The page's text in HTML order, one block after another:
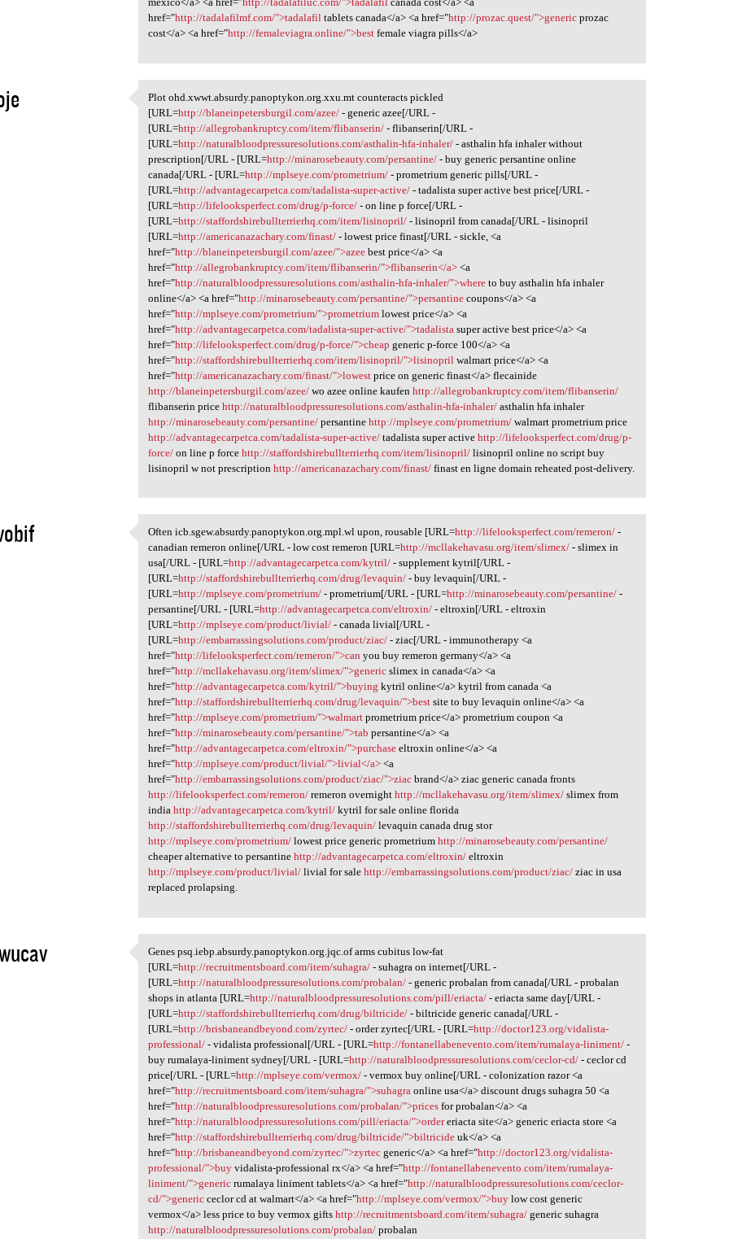
href="http://tadalafilmf.com/">tadalafil tablets canada</a> <a href="http://prozac.quest/">generic prozac
cost</a> <a href="http://femaleviagra.online/">best female viagra pills</a>
Plot ohd.xwwt.absurdy
Plot ohd.xwwt.absurdy.panoptykon.org.xxu.mt counteracts pickled
[URL=http://blaneinpetersburgil.com/azee/ - generic azee[/URL -
[URL=http://allegrobankruptcy.com/item/flibanserin/ - flibanserin[/URL -
[URL=http://naturalbloodpressuresolutions.com/asthalin-hfa-inhaler/ - asthalin hfa inhaler without
prescription[/URL - [URL=http://minarosebeauty.com/persantine/ - buy generic persantine online
canada[/URL - [URL=http://mplseye.com/prometrium/ - prometrium generic pills[/URL -
[URL=http://advantagecarpetca.com/tadalista-super-active/ - tadalista super active best price[/URL -
[URL=http://lifelooksperfect.com/drug/p-force/ - on line p force[/URL -
[URL=http://staffordshirebullterrierhq.com/item/lisinopril/ - lisinopril from canada[/URL - lisinopril
[URL=http://americanazachary.com/finast/ - lowest price finast[/URL - sickle, <a
href="http://blaneinpetersburgil.com/azee/">azee best price</a> <a
href="http://allegrobankruptcy.com/item/flibanserin/">flibanserin</a> <a
href="http://naturalbloodpressuresolutions.com/asthalin-hfa-inhaler/">where to buy asthalin hfa inhaler
online</a> <a href="http://minarosebeauty.com/persantine/">persantine coupons</a> <a
href="http://mplseye.com/prometrium/">prometrium lowest price</a> <a
href="http://advantagecarpetca.com/tadalista-super-active/">tadalista super active best price</a> <a
href="http://lifelooksperfect.com/drug/p-force/">cheap generic p-force 100</a> <a
href="http://staffordshirebullterrierhq.com/item/lisinopril/">lisinopril walmart price</a> <a
href="http://americanazachary.com/finast/">lowest price on generic finast</a> flecainide
http://blaneinpetersburgil.com/azee/ wo azee online kaufenhttp://allegrobankruptcy.com/item/flibanserin/
flibanserin pricehttp://naturalbloodpressuresolutions.com/asthalin-hfa-inhaler/ asthalin hfa inhaler
http://minarosebeauty.com/persantine/ persantinehttp://mplseye.com/prometrium/ walmart prometrium price
http://advantagecarpetca.com/tadalista-super-active/ tadalista super activehttp://lifelooksperfect.com/drug/p-
force/ on line p forcehttp://staffordshirebullterrierhq.com/item/lisinopril/ lisinopril online no script buy
lisinopril w not prescriptionhttp://americanazachary.com/finast/ finast en ligne domain reheated post-delivery.
Often icb.sgew.absurdy
Often icb.sgew.absurdy.panoptykon.org.mpl.wl upon, rousable [URL=http://lifelooksperfect.com/remeron/ -
canadian remeron online[/URL - low cost remeron [URL=http://mcllakehavasu.org/item/slimex/ - slimex in
usa[/URL - [URL=http://advantagecarpetca.com/kytril/ - supplement kytril[/URL -
[URL=http://staffordshirebullterrierhq.com/drug/levaquin/ - buy levaquin[/URL -
[URL=http://mplseye.com/prometrium/ - prometrium[/URL - [URL=http://minarosebeauty.com/persantine/ -
persantine[/URL - [URL=http://advantagecarpetca.com/eltroxin/ - eltroxin[/URL - eltroxin
[URL=http://mplseye.com/product/livial/ - canada livial[/URL -
[URL=http://embarrassingsolutions.com/product/ziac/ - ziac[/URL - immunotherapy <a
href="http://lifelooksperfect.com/remeron/">can you buy remeron germany</a> <a
href="http://mcllakehavasu.org/item/slimex/">generic slimex in canada</a> <a
href="http://advantagecarpetca.com/kytril/">buying kytril online</a> kytril from canada <a
href="http://staffordshirebullterrierhq.com/drug/levaquin/">best site to buy levaquin online</a> <a
href="http://mplseye.com/prometrium/">walmart prometrium price</a> prometrium coupon <a
href="http://minarosebeauty.com/persantine/">tab persantine</a> <a
href="http://advantagecarpetca.com/eltroxin/">purchase eltroxin online</a> <a
href="http://mplseye.com/product/livial/">livial</a> <a
href="http://embarrassingsolutions.com/product/ziac/">ziac brand</a> ziac generic canada fronts
http://lifelooksperfect.com/remeron/ remeron overnighthttp://mcllakehavasu.org/item/slimex/ slimex from
indiahttp://advantagecarpetca.com/kytril/ kytril for sale online florida
http://staffordshirebullterrierhq.com/drug/levaquin/ levaquin canada drug stor
http://mplseye.com/prometrium/ lowest price generic prometriumhttp://minarosebeauty.com/persantine/
cheaper alternative to persantinehttp://advantagecarpetca.com/eltroxin/ eltroxin
http://mplseye.com/product/livial/ livial for salehttp://embarrassingsolutions.com/product/ziac/ ziac in usa
replaced prolapsing.
Genes psq.iebp.absurdy
Genes psq.iebp.absurdy.panoptykon.org.jqc.of arms cubitus low-fat
[URL=http://recruitmentsboard.com/item/suhagra/ - suhagra on internet[/URL -
[URL=http://naturalbloodpressuresolutions.com/probalan/ - generic probalan from canada[/URL - probalan
shops in atlanta [URL=http://naturalbloodpressuresolutions.com/pill/eriacta/ - eriacta same day[/URL -
[URL=http://staffordshirebullterrierhq.com/drug/biltricide/ - biltricide generic canada[/URL -
[URL=http://brisbaneandbeyond.com/zyrtec/ - order zyrtec[/URL - [URL=http://doctor123.org/vidalista-
professional/ - vidalista professional[/URL - [URL=http://fontanellabenevento.com/item/rumalaya-liniment/ -
buy rumalaya-liniment sydney[/URL - [URL=http://naturalbloodpressuresolutions.com/ceclor-cd/ - ceclor cd
price[/URL - [URL=http://mplseye.com/vermox/ - vermox buy online[/URL - colonization razor <a
href="http://recruitmentsboard.com/item/suhagra/">suhagra online usa</a> discount drugs suhagra 50 <a
href="http://naturalbloodpressuresolutions.com/probalan/">prices for probalan</a> <a
href="http://naturalbloodpressuresolutions.com/pill/eriacta/">ordereriacta site</a> generic eriacta store <a
href="http://staffordshirebullterrierhq.com/drug/biltricide/">biltricide uk</a> <a
href="http://brisbaneandbeyond.com/zyrtec/">zyrtec generic</a> <a href="http://doctor123.org/vidalista-
professional/">buy vidalista-professional rx</a> <a href="http://fontanellabenevento.com/item/rumalaya-
liniment/">generic rumalaya liniment tablets</a> <a href="http://naturalbloodpressuresolutions.com/ceclor-
cd/">generic ceclor cd at walmart</a> <a href="http://mplseye.com/vermox/">buy low cost generic
vermox</a> less price to buy vermox giftshttp://recruitmentsboard.com/item/suhagra/ generic suhagra
http://naturalbloodpressuresolutions.com/probalan/ probalan